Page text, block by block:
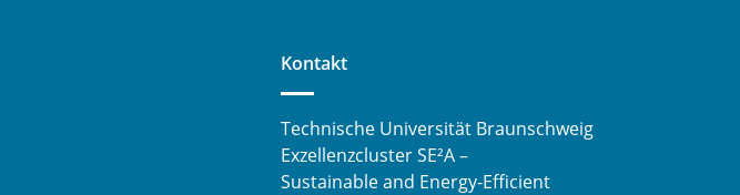
Kontakt
Technische Universität Braunschweig
Exzellenzcluster SE²A –
Sustainable and Energy-Efficient